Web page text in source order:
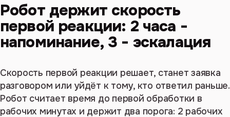
Робот держит скорость
первой реакции: 2 часа -
напоминание, 3 - эскалация
Скорость первой реакции решает, станет заявка
разговором или уйдёт к тому, кто ответил раньше.
Робот считает время до первой обработки в
рабочих минутах и держит два порога: 2 рабочих